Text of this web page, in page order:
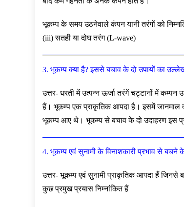
भूकम्प के समय उठनेवाले कंपन यानी तरंगों को
(iii) सतही या दोघ तरंग (L-wave)
3. भूकम्प क्या है? इससे बचाव के दो उपायों का
उत्तर- धरती में उत्पन्न ऊर्जा तरंगें चट्टानों में
हैं। भूकम्प एक प्राकृतिक आपदा है। इसमें जानमाल
भूकम्प आए थे। भूकम्प से बचाव के दो उदाहरण इस
4. भूकम्प एवं सुनामी के विनाशकारी प्रभाव से बचने के
उत्तर- भूकम्प एवं सुनामी प्राकृतिक आपदा हैं जिनसे
कुछ प्रमुख प्रयास निम्नांकित हैं